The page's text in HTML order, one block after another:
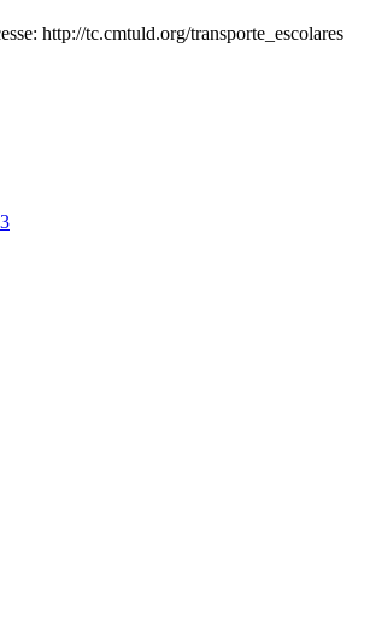
http://tc.cmtuld.org/transporte_escolares